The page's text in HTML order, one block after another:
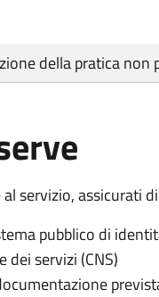
della pratica non
servizio, assicurati
pubblico di
dei servizi (CNS)